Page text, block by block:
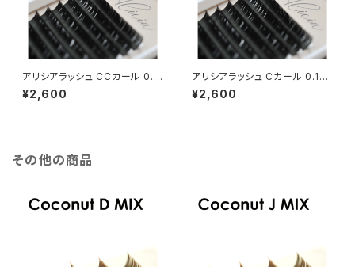
アリシアラッシュ CCカール 0.2
0mm
¥2,600
アリシアラッシュ Cカール 0.15
mm
¥2,600
その他の商品